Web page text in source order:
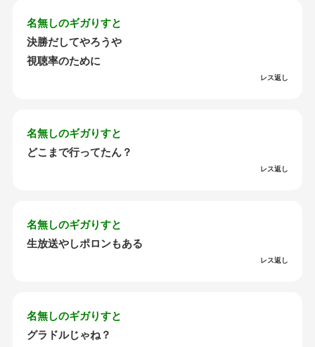
名無しのギガりすと
決勝だしてやろうや
視聴率のために
レス返し
名無しのギガりすと
どこまで行ってたん？
レス返し
名無しのギガりすと
生放送やしポロンもある
レス返し
名無しのギガりすと
グラドルじゃね？